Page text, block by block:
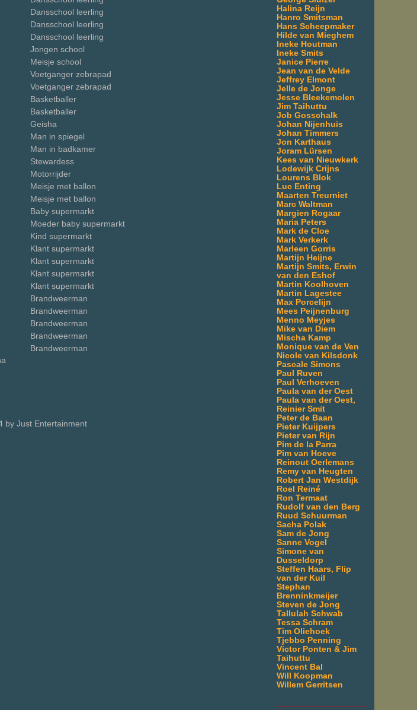
Halina Reijn
Hanro Smitsman
Hans Scheepmaker
Hilde van Mieghem
Ineke Houtman
Ineke Smits
Janice Pierre
Jean van de Velde
Jeffrey Elmont
Jelle de Jonge
Jesse Bleekemolen
Jim Taihuttu
Job Gosschalk
Johan Nijenhuis
Johan Timmers
Jon Karthaus
Joram Lürsen
Kees van Nieuwkerk
Lodewijk Crijns
Lourens Blok
Luc Enting
Maarten Treurniet
Marc Waltman
Margien Rogaar
Maria Peters
Mark de Cloe
Mark Verkerk
Marleen Gorris
Martijn Heijne
Martijn Smits, Erwin
van den Eshof
Martin Koolhoven
Martin Lagestee
Max Porcelijn
Mees Peijnenburg
Menno Meyjes
Mike van Diem
Mischa Kamp
Monique van de Ven
Nicole van Kilsdonk
Pascale Simons
Paul Ruven
Paul Verhoeven
Paula van der Oest
Paula van der Oest,
Reinier Smit
Peter de Baan
Pieter Kuijpers
Pieter van Rijn
Pim de la Parra
Pim van Hoeve
Reinout Oerlemans
Remy van Heugten
Robert Jan Westdijk
Roel Reiné
Ron Termaat
Rudolf van den Berg
Ruud Schuurman
Sacha Polak
Sam de Jong
Sanne Vogel
Simone van
Dusseldorp
Steffen Haars, Flip
van der Kuil
Stephan
Brenninkmeijer
Steven de Jong
Tallulah Schwab
Tessa Schram
Tim Oliehoek
Tjebbo Penning
Victor Ponten & Jim
Taihuttu
Vincent Bal
Will Koopman
Willem Gerritsen
Dansschool leerling
Dansschool leerling
Dansschool leerling
Jongen school
Meisje school
Voetganger zebrapad
Voetganger zebrapad
Basketballer
Basketballer
Geisha
Man in spiegel
Man in badkamer
Stewardess
Motorrijder
Meisje met ballon
Meisje met ballon
Baby supermarkt
Moeder baby supermarkt
Kind supermarkt
Klant supermarkt
Klant supermarkt
Klant supermarkt
Klant supermarkt
Brandweerman
Brandweerman
Brandweerman
Brandweerman
Brandweerman
by Just Entertainment